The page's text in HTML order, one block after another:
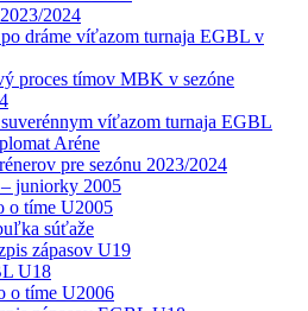
2024
dráme víťazom turnaja EGBL v
proces tímov MBK v sezóne
víťazom turnaja EGBL
Aréne
pre sezónu 2023/2024
juniorky 2005
o tíme U2005
súťaže
zápasov U19
U18
o tíme U2006